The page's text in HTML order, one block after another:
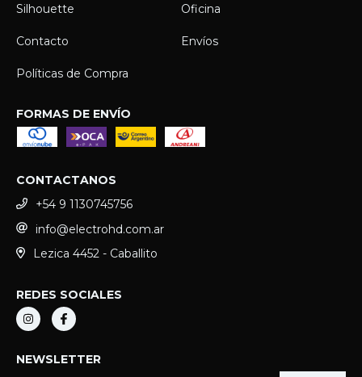
Silhouette Oficina
Contacto Envíos
Políticas de Compra
FORMAS DE ENVÍO
CONTACTANOS
+54 9 1130745756
info@electrohd.com.ar
Lezica 4452 - Caballito
REDES SOCIALES
NEWSLETTER